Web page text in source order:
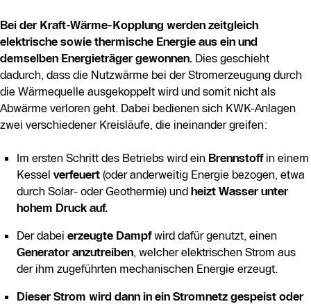
Bei der Kraft-Wärme-Kopplung werden zeitgleich
elektrische sowie thermische Energie aus ein und
demselben Energieträger gewonnen. Dies geschieht
dadurch, dass die Nutzwärme bei der Stromerzeugung durch
die Wärmequelle ausgekoppelt wird und somit nicht als
Abwärme verloren geht. Dabei bedienen sich KWK-Anlagen
zwei verschiedener Kreisläufe, die ineinander greifen:
Im ersten Schritt des Betriebs wird ein Brennstoff in einem
Kessel verfeuert (oder anderweitig Energie bezogen, etwa
durch Solar- oder Geothermie) und heizt Wasser unter
hohem Druck auf.
Der dabei erzeugte Dampfwird dafür genutzt, einen
Generator anzutreiben, welcher elektrischen Strom aus
der ihm zugeführten mechanischen Energie erzeugt.
Dieser Strom wird dann in ein Stromnetz gespeist oder